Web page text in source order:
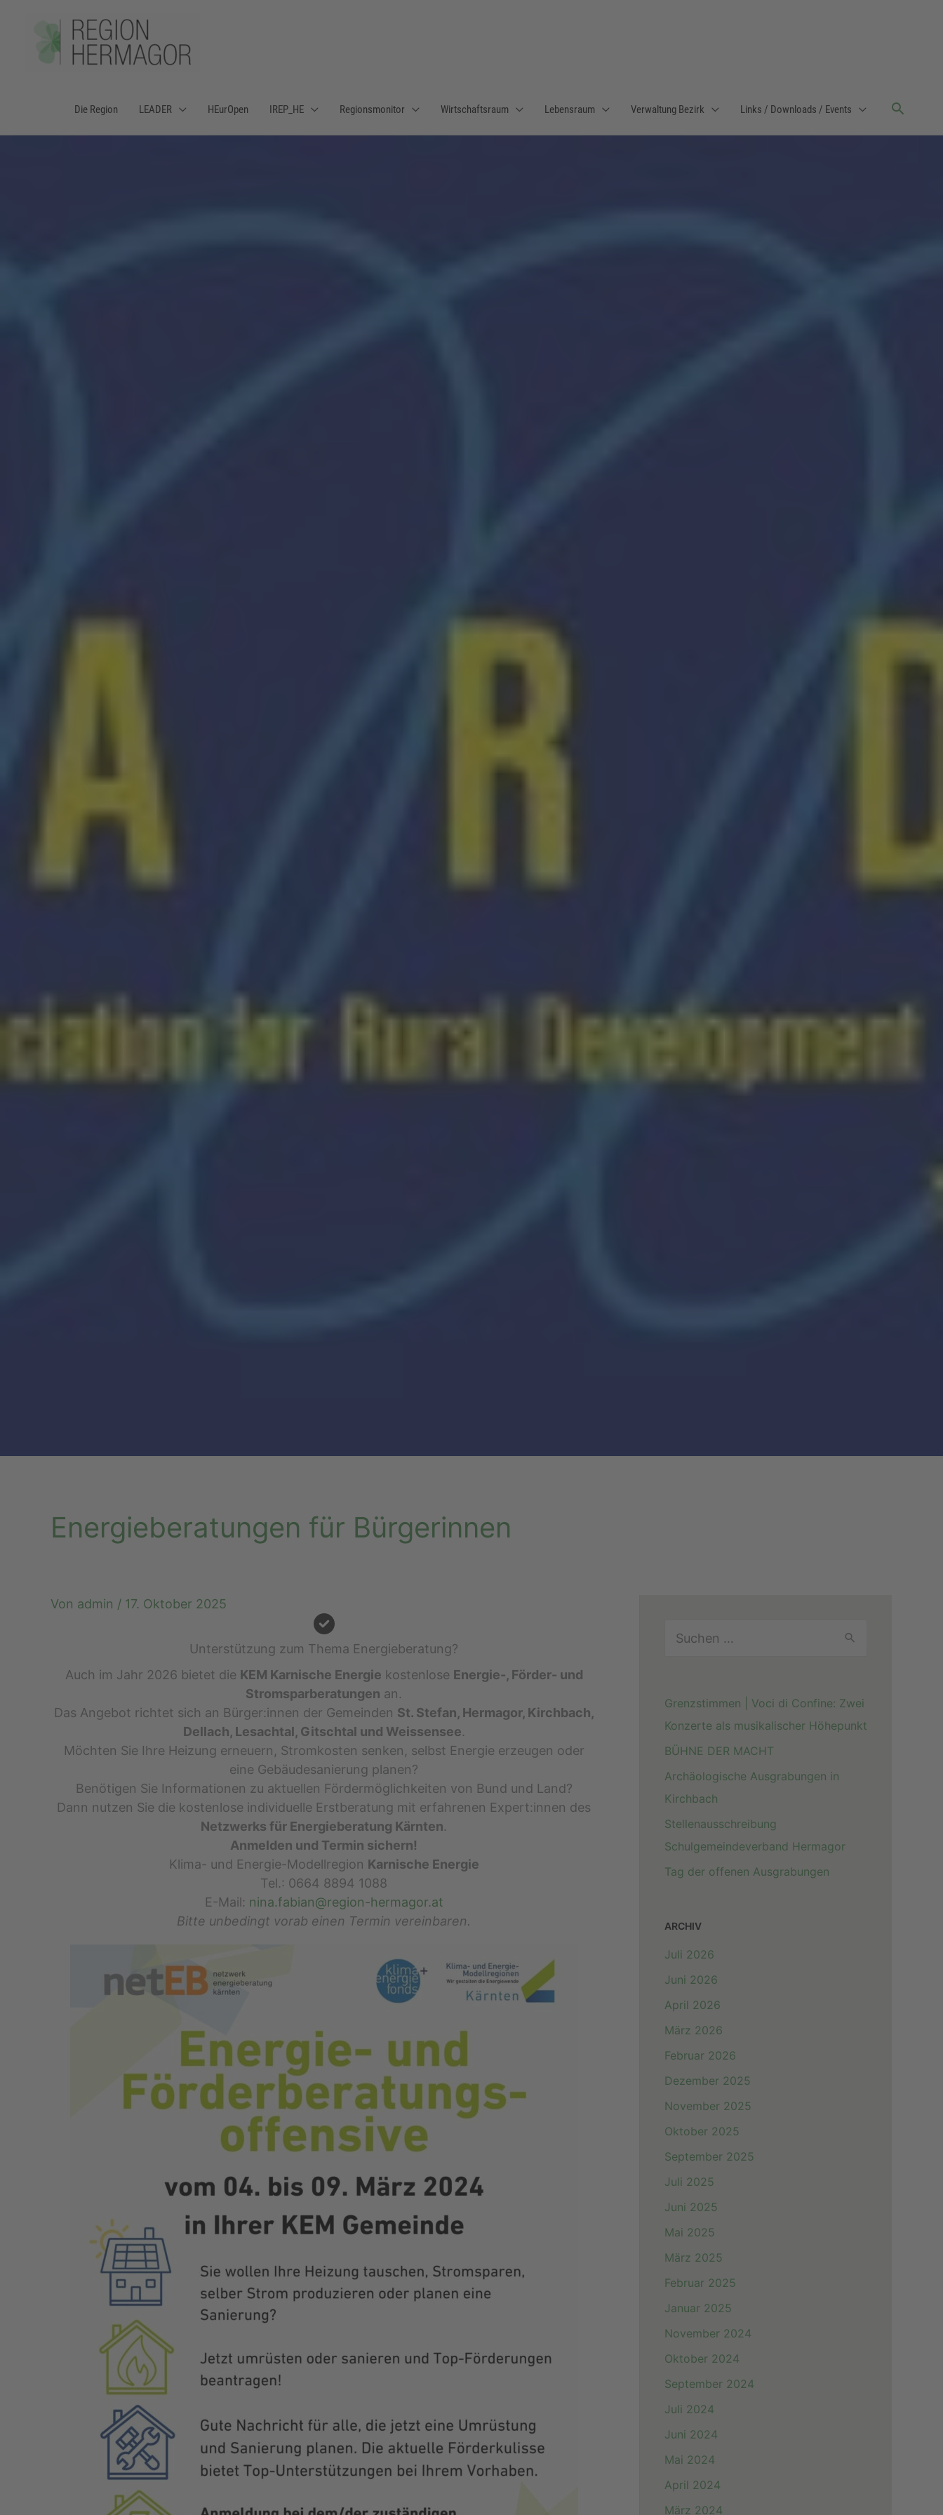
Die Region LEADER HEurOpen IREP_HE Regionsmonitor Wirtschaftsraum Lebensraum Verwaltung Bezirk Links / Downloads / Events
Energieberatungen für Bürgerinnen
Von admin / 17. Oktober 2025
Unterstützung zum Thema Energieberatung?
Auch im Jahr 2026 bietet die KEM Karnische Energie kostenlose Energie-, Förder- und
Stromsparberatungen an.
Das Angebot richtet sich an Bürger:innen der Gemeinden St. Stefan, Hermagor, Kirchbach,
Dellach, Lesachtal, Gitschtal und Weissensee.
Möchten Sie Ihre Heizung erneuern, Stromkosten senken, selbst Energie erzeugen oder
eine Gebäudesanierung planen?
Benötigen Sie Informationen zu aktuellen Fördermöglichkeiten von Bund und Land?
Dann nutzen Sie die kostenlose individuelle Erstberatung mit erfahrenen Expert:innen des
Netzwerks für Energieberatung Kärnten.
Anmelden und Termin sichern!
Klima- und Energie-Modellregion Karnische Energie
Tel.: 0664 8894 1088
E-Mail: nina.fabian@region-hermagor.at
Bitte unbedingt vorab einen Termin vereinbaren.
h
e
n
n
a
c
h
:
Grenzstimmen | Voci di Confine: Zwei
Konzerte als musikalischer Höhepunkt
BÜHNE DER MACHT
Archäologische Ausgrabungen in
Kirchbach
Stellenausschreibung
Schulgemeindeverband Hermagor
Tag der offenen Ausgrabungen
ARCHIV
Juli 2026
Juni 2026
April 2026
März 2026
Februar 2026
Dezember 2025
November 2025
Oktober 2025
September 2025
Juli 2025
Juni 2025
Mai 2025
März 2025
Februar 2025
Januar 2025
November 2024
Oktober 2024
September 2024
Juli 2024
Juni 2024
Mai 2024
April 2024
März 2024